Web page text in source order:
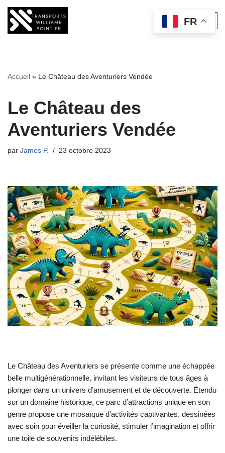
Aller
Accueil » Le Château des Aventuriers Vendée
Le Château des
Aventuriers Vendée
par James P. 23 octobre 2023
Le Château des Aventuriers se présente comme une échappée
belle multigénérationnelle, invitant les visiteurs de tous âges à
plonger dans un univers d’amusement et de découverte. Étendu
sur un domaine historique, ce parc d’attractions unique en son
genre propose une mosaïque d’activités captivantes, dessinées
avec soin pour éveiller la curiosité, stimuler l’imagination et offrir
une toile de souvenirs indélébiles.
FR